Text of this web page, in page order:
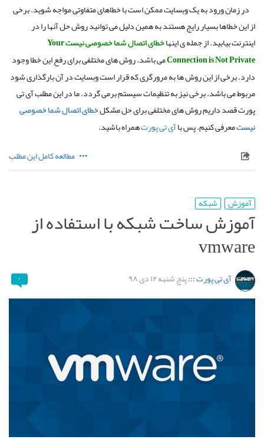
در زمان ورود به یک وبسایت ممکن است با خطاهای متفاوتی مواجه شوید.برخی
از این خطاها بسیار رایج هستند به همین دلیل می توانید روش حل آنها را در
اینترنت بیابید.از جمله ی اینهاخطایاتصالشماخصوصی
نیست Your
Connection is Not Privateمی باشد.روش های مختلفی برای رفع این خطا وجود
دارد.برخی از این روش ها به مرورگری که قرار است وبسایت در آن بارگذاری شود
مربوط می باشد.برخی نیز به تنظیمات سیستم برمی گردد.ما در این مطلب آی تی
پورت قصد داریم روش های مختلفی برای حل مشکلخطایاتصالشماخصوصی
نیستمعرفی کنیم.پس باآی تی پورتهمراه باشید.
مطالعه کامل این مطلب
آموزش شبکه
آموزش ساخت شبکه با استفاده از
vmware
آی تی پورت:::پنج شنبه ۱۲ دی ۹۸ ۰